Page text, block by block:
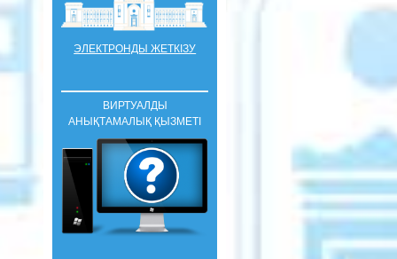
ЭЛЕКТРОНДЫ ЖЕТКІЗУ
ВИРТУАЛДЫ
АНЫҚТАМАЛЫҚ ҚЫЗМЕТІ